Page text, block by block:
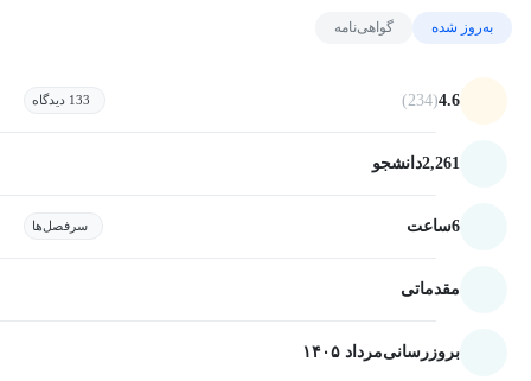
به‌روز شده گواهی‌نامه
4.6
(234) 133 دیدگاه
2,261دانشجو
6ساعت سرفصل‌ها
مقدماتی
بروزرسانیمرداد ۱۴۰۵